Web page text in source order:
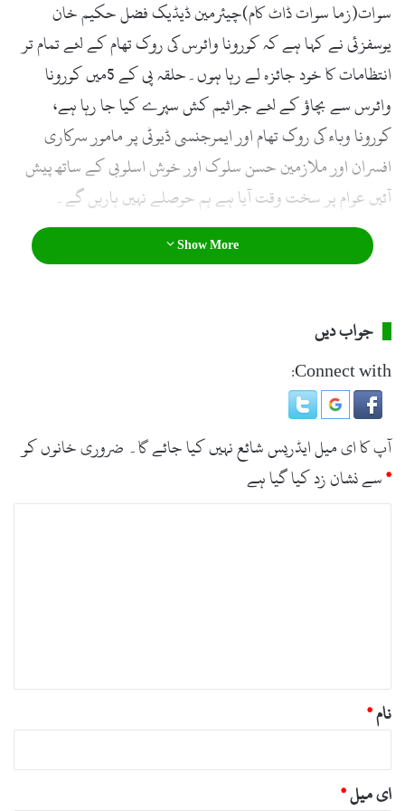
l
سوات(زما سوات ڈاٹ کام)چیئرمین ڈیڈیک فضل حکیم خان
یوسفزئی نے کہا ہے کہ کورونا وائرس کی روک تھام کے لئے تمام تر
انتظامات کا خود جائزہ لے رہا ہوں۔حلقہ پی کے 5میں کورونا
وائرس سے بچاؤ کے لئے جراثیم کش سپرے کیا جا رہا ہے،
کورونا وباء کی روک تھام اور ایمرجنسی ڈیوٹی پر مامور سرکاری
افسران اور ملازمین حسن سلوک اور خوش اسلوبی کے ساتھ پیش
آئیں عوام پر سخت وقت آیا ہے ہم حوصلے نہیں ہاریں گے۔
Show More
جواب دیں
Connect with:
آپ کا ای میل ایڈریس شائع نہیں کیا جائے گا۔ ضروری خانوں کو
*سے نشان زد کیا گیا ہے
نام*
ای میل*